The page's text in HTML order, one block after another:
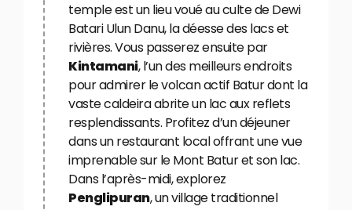
temple est un lieu voué au culte de Dewi
Batari Ulun Danu, la déesse des lacs et
rivières. Vous passerez ensuite par
Kintamani, l’un des meilleurs endroits
pour admirer le volcan actif Batur dont la
vaste caldeira abrite un lac aux reflets
resplendissants. Profitez d’un déjeuner
dans un restaurant local offrant une vue
imprenable sur le Mont Batur et son lac.
Dans l’après-midi, explorez
Penglipuran, un village traditionnel